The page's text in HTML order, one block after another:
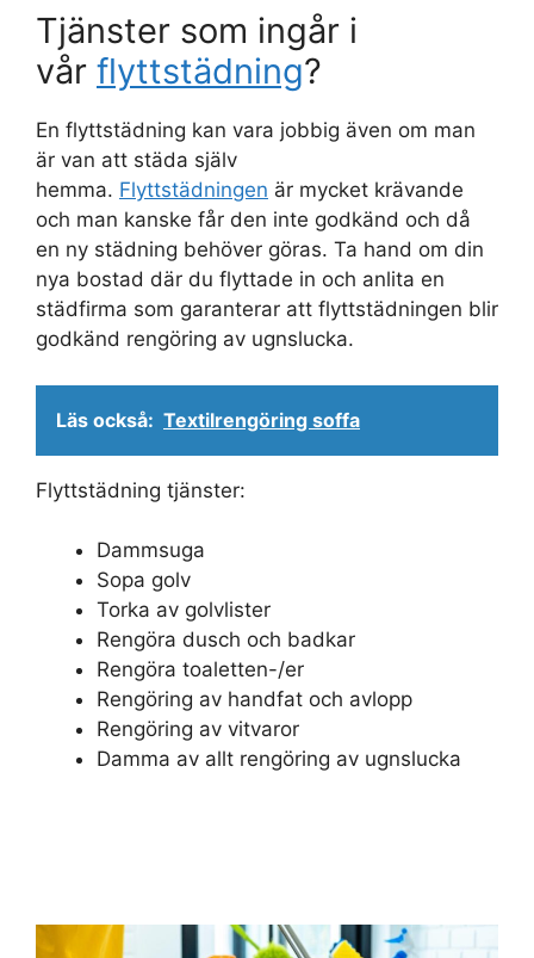
Tjänster som ingår i
vår flyttstädning?
En flyttstädning kan vara jobbig även om man
är van att städa själv
hemma. Flyttstädningen är mycket krävande
och man kanske får den inte godkänd och då
en ny städning behöver göras. Ta hand om din
nya bostad där du flyttade in och anlita en
städfirma som garanterar att flyttstädningen blir
godkänd rengöring av ugnslucka.
Läs också: Textilrengöring soffa
Flyttstädning tjänster:
Dammsuga
Sopa golv
Torka av golvlister
Rengöra dusch och badkar
Rengöra toaletten-/er
Rengöring av handfat och avlopp
Rengöring av vitvaror
Damma av allt rengöring av ugnslucka